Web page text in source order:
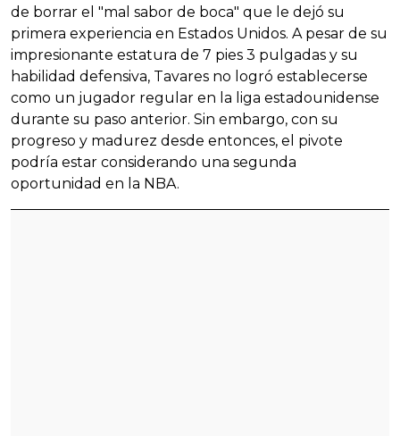
de borrar el "mal sabor de boca" que le dejó su
primera experiencia en Estados Unidos. A pesar de su
impresionante estatura de 7 pies 3 pulgadas y su
habilidad defensiva, Tavares no logró establecerse
como un jugador regular en la liga estadounidense
durante su paso anterior. Sin embargo, con su
progreso y madurez desde entonces, el pivote
podría estar considerando una segunda
oportunidad en la NBA.